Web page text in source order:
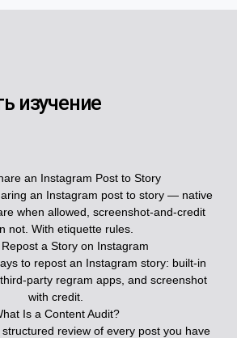
изучение
an Instagram Post to Story
an Instagram post to story — native
when allowed, screenshot-and-credit
not. With etiquette rules.
a Story on Instagram
to repost an Instagram story: built-in
party regram apps, and screenshot
with credit.
Is a Content Audit?
review of every post you have